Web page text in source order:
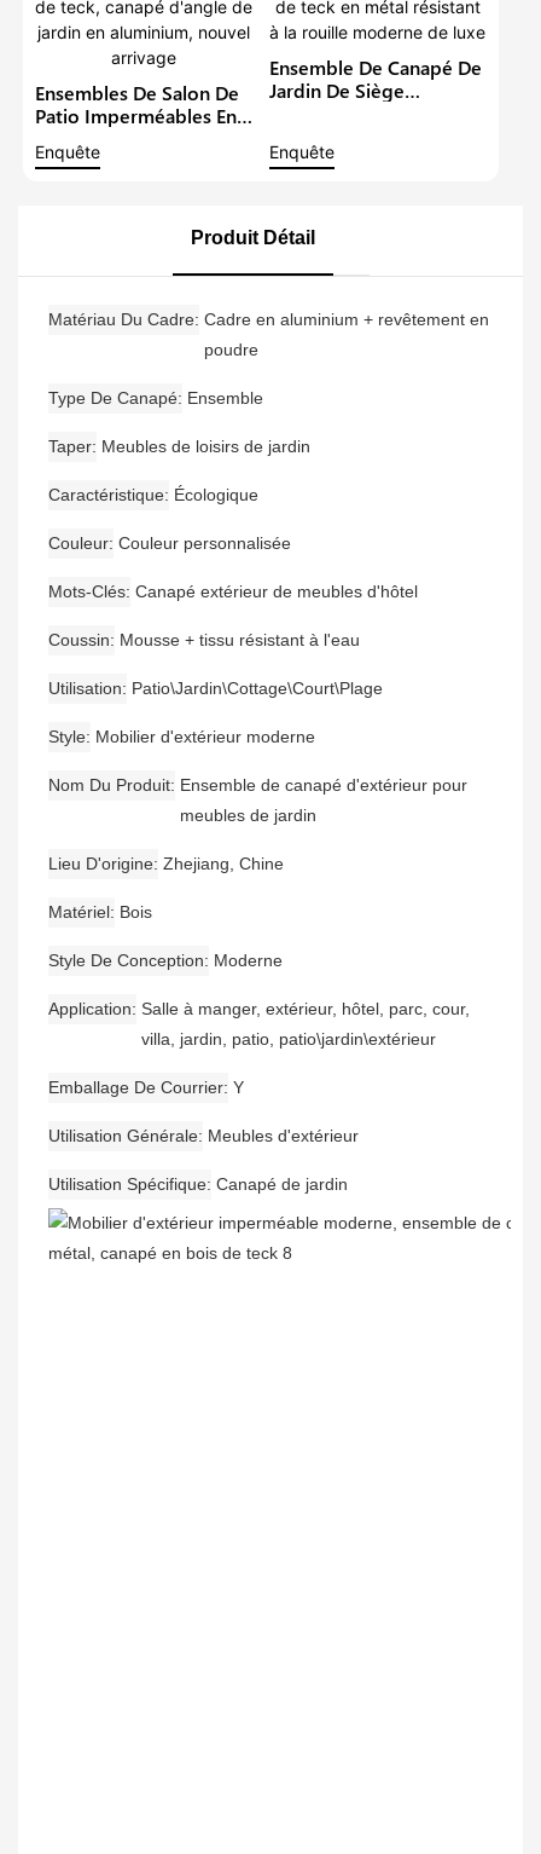
Ensembles De Salon De
Patio Imperméables En
D'extérieur De Luxe,
Jardin En Aluminium,
Enquête
Ensemble De Canapé De
Jardin De Siège
Extérieurs En Bois De
De Luxe
Enquête
Produit Détail
Matériau Du Cadre Cadre en aluminium + revêtement en
poudre
Type De Canapé Ensemble
Taper Meubles de loisirs de jardin
Caractéristique Écologique
Couleur Couleur personnalisée
Mots-Clés Canapé extérieur de meubles d'hôtel
Coussin Mousse + tissu résistant à l'eau
Utilisation Patio\Jardin\Cottage\Court\Plage
Style Mobilier d'extérieur moderne
Nom Du Produit Ensemble de canapé d'extérieur pour
meubles de jardin
Lieu D'origine Zhejiang, Chine
Matériel Bois
Style De Conception Moderne
Application Salle à manger, extérieur, hôtel, parc, cour,
villa, jardin, patio, patio\jardin\extérieur
Emballage De Courrier Y
Utilisation Générale Meubles d'extérieur
Utilisation Spécifique Canapé de jardin